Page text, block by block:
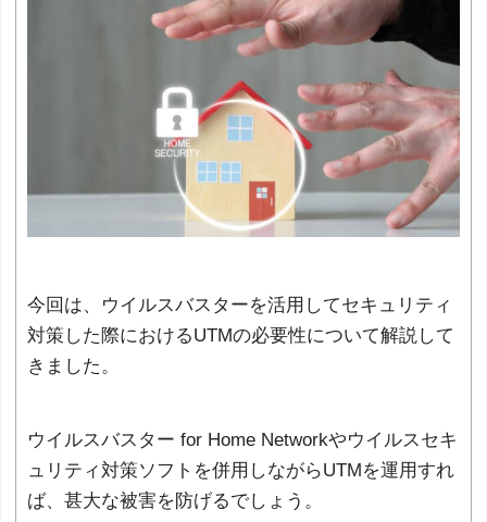
今回は、ウイルスバスターを活用してセキュリティ
対策した際におけるUTMの必要性について解説して
きました。
ウイルスバスター for Home Networkやウイルスセキ
ュリティ対策ソフトを併用しながらUTMを運用すれ
ば、甚大な被害を防げるでしょう。